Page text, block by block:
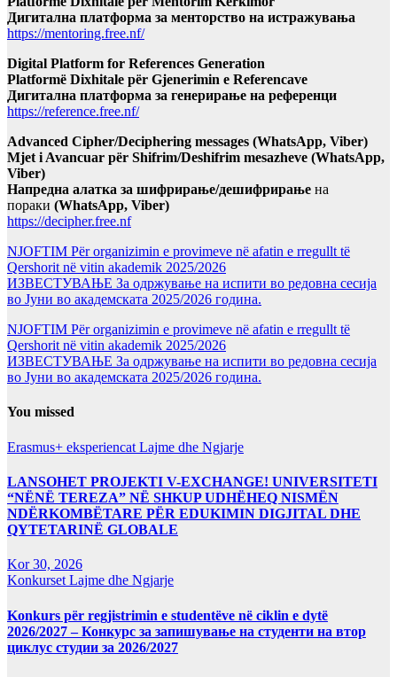
Дигитална платформа за менторство на истражувања
https://mentoring.free.nf/
Digital Platform for References Generation
Platformë Dixhitale për Gjenerimin e Referencave
Дигитална платформа за генерирање на референци
https://reference.free.nf/
Advanced Cipher/Deciphering messages (WhatsApp, Viber)
Mjet i Avancuar për Shifrim/Deshifrim mesazheve (WhatsApp,
Viber)
Напредна алатка за шифрирање/дешифрирање на
пораки (WhatsApp, Viber)
https://decipher.free.nf
NJOFTIM Për organizimin e provimeve në afatin e rregullt të
Qershorit në vitin akademik 2025/2026
ИЗВЕСТУВАЊЕ За одржување на испити во редовна сесија
во Јуни во академската 2025/2026 година.
NJOFTIM Për organizimin e provimeve në afatin e rregullt të
Qershorit në vitin akademik 2025/2026
ИЗВЕСТУВАЊЕ За одржување на испити во редовна сесија
во Јуни во академската 2025/2026 година.
You missed
Erasmus+ eksperiencat Lajme dhe Ngjarje
LANSOHET PROJEKTI V-EXCHANGE! UNIVERSITETI
“NËNË TEREZA” NË SHKUP UDHËHEQ NISMËN
NDËRKOMBËTARE PËR EDUKIMIN DIGJITAL DHE
QYTETARINË GLOBALE
Kor 30, 2026
Konkurset Lajme dhe Ngjarje
Konkurs për regjistrimin e studentëve në ciklin e dytë
2026/2027 – Конкурс за запишување на студенти на втор
циклус студии за 2026/2027